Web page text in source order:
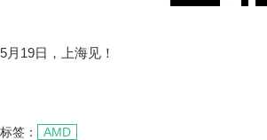
5月19日，上海见！
标签： AMD